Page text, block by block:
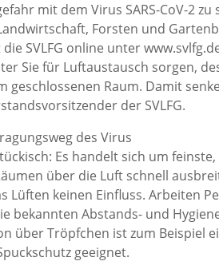
mit dem Virus SARS-CoV-2
Forsten und
SVLFG online unter
Sie für Luftaustausch sorgen,
Raum. Damit
der SVLFG.
des Virus
Es handelt sich um
über die Luft schnell
Lüften keinen Einfluss. Arbeiten
bekannten Abstands- und
über Tröpfchen ist zum Beispiel
geeignet.